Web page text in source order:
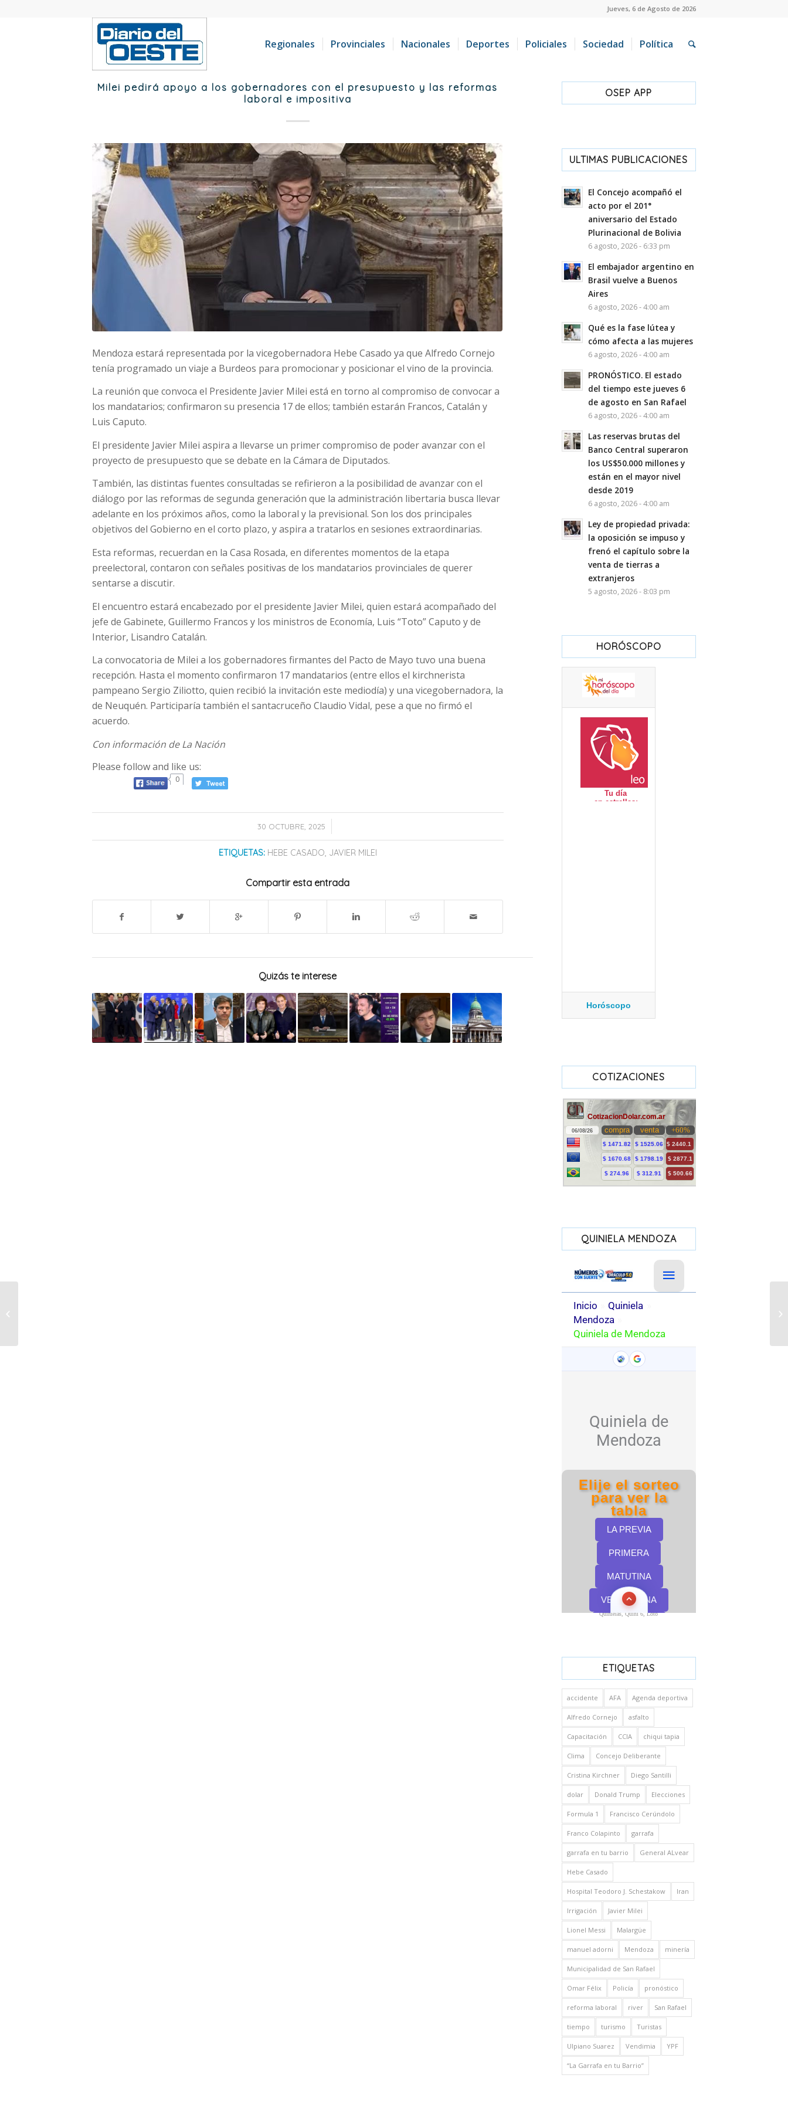
Jueves, 6 de Agosto de 2026
Regionales Provinciales Nacionales Deportes Policiales Sociedad Política
Milei pedirá apoyo a los gobernadores con el presupuesto y las reformas
laboral e impositiva
Mendoza estará representada por la vicegobernadora Hebe Casado ya que Alfredo Cornejo
tenía programado un viaje a Burdeos para promocionar y posicionar el vino de la provincia.
La reunión que convoca el Presidente Javier Milei está en torno al compromiso de convocar a
los mandatarios; confirmaron su presencia 17 de ellos; también estarán Francos, Catalán y
Luis Caputo.
El presidente Javier Milei aspira a llevarse un primer compromiso de poder avanzar con el
proyecto de presupuesto que se debate en la Cámara de Diputados.
También, las distintas fuentes consultadas se refirieron a la posibilidad de avanzar con el
diálogo por las reformas de segunda generación que la administración libertaria busca llevar
adelante en los próximos años, como la laboral y la previsional. Son los dos principales
objetivos del Gobierno en el corto plazo, y aspira a tratarlos en sesiones extraordinarias.
Esta reformas, recuerdan en la Casa Rosada, en diferentes momentos de la etapa
preelectoral, contaron con señales positivas de los mandatarios provinciales de querer
sentarse a discutir.
El encuentro estará encabezado por el presidente Javier Milei, quien estará acompañado del
jefe de Gabinete, Guillermo Francos y los ministros de Economía, Luis “Toto” Caputo y de
Interior, Lisandro Catalán.
La convocatoria de Milei a los gobernadores firmantes del Pacto de Mayo tuvo una buena
recepción. Hasta el momento confirmaron 17 mandatarios (entre ellos el kirchnerista
pampeano Sergio Ziliotto, quien recibió la invitación este mediodía) y una vicegobernadora, la
de Neuquén. Participaría también el santacruceño Claudio Vidal, pese a que no firmó el
acuerdo.
Con información de La Nación
Please follow and like us:
0
30 OCTUBRE, 2025
/
ETIQUETAS: HEBE CASADO, JAVIER MILEI
Compartir esta entrada
Quizás te interese
OSEP APP
ULTIMAS PUBLICACIONES
El Concejo acompañó el
acto por el 201°
aniversario del Estado
Plurinacional de Bolivia
6 agosto, 2026 - 6:33 pm
El embajador argentino en
Brasil vuelve a Buenos
Aires
6 agosto, 2026 - 4:00 am
Qué es la fase lútea y
cómo afecta a las mujeres
6 agosto, 2026 - 4:00 am
PRONÓSTICO. El estado
del tiempo este jueves 6
de agosto en San Rafael
6 agosto, 2026 - 4:00 am
Las reservas brutas del
Banco Central superaron
los US$50.000 millones y
están en el mayor nivel
desde 2019
6 agosto, 2026 - 4:00 am
Ley de propiedad privada:
la oposición se impuso y
frenó el capítulo sobre la
venta de tierras a
extranjeros
5 agosto, 2026 - 8:03 pm
HORÓSCOPO
Horóscopo
COTIZACIONES
QUINIELA MENDOZA
Quinielas, Quini 6, Loto
ETIQUETAS
accidente AFA Agenda deportiva
Alfredo Cornejo asfalto
Capacitación CCIA chiqui tapia
Clima Concejo Deliberante
Cristina Kirchner Diego Santilli
dolar Donald Trump Elecciones
Formula 1 Francisco Cerúndolo
Franco Colapinto garrafa
garrafa en tu barrio General ALvear
Hebe Casado
Hospital Teodoro J. Schestakow Iran
Irrigación Javier Milei
Lionel Messi Malargüe
manuel adorni Mendoza minería
Municipalidad de San Rafael
Omar Félix Policía pronóstico
reforma laboral river San Rafael
tiempo turismo Turistas
Ulpiano Suarez Vendimia YPF
“La Garrafa en tu Barrio”